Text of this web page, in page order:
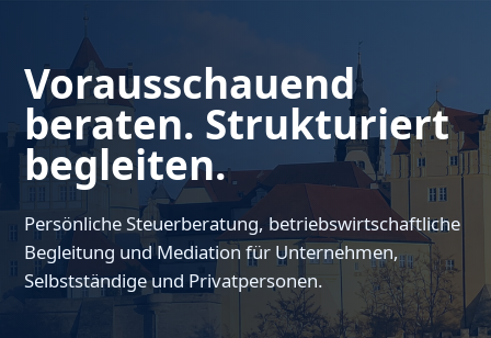
Vorausschauend
beraten. Strukturiert
begleiten.
Persönliche Steuerberatung, betriebswirtschaftliche
Begleitung und Mediation für Unternehmen,
Selbstständige und Privatpersonen.